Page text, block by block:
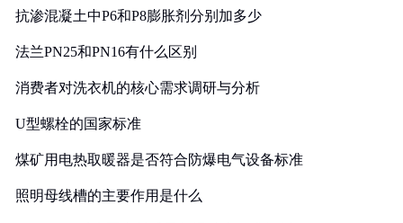
抗渗混凝土中P6和P8膨胀剂分别加多少
法兰PN25和PN16有什么区别
消费者对洗衣机的核心需求调研与分析
U型螺栓的国家标准
煤矿用电热取暖器是否符合防爆电气设备标准
照明母线槽的主要作用是什么